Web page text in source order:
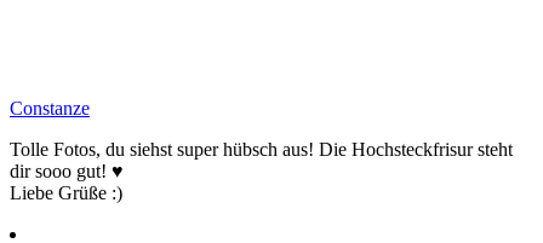
Constanze
Tolle Fotos, du siehst super hübsch aus! Die Hochsteckfrisur steht
dir sooo gut! ♥
Liebe Grüße :)